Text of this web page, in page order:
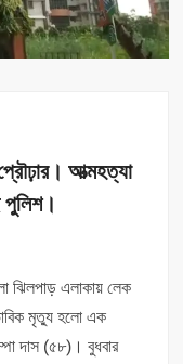
আত্মহত্যা
পুলিশ।
ঝিলপাড় এলাকায় লেক
মৃত্যু হলো এক
দাস (৫৮)। বুধবার